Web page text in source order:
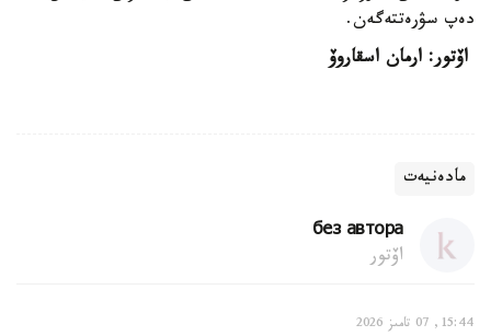
دەپ سۋرەتتەگەن.
اۆتور: ارمان اسقاروۆ
مادەنيەت
без автора
اۆتور
15:44, 07 تامىز 2026